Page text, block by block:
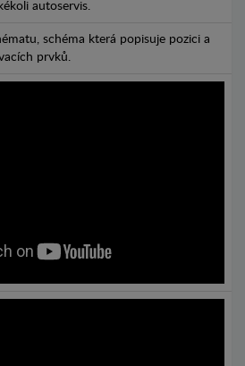
autoservis.
schéma která popisuje pozici a
prvků.